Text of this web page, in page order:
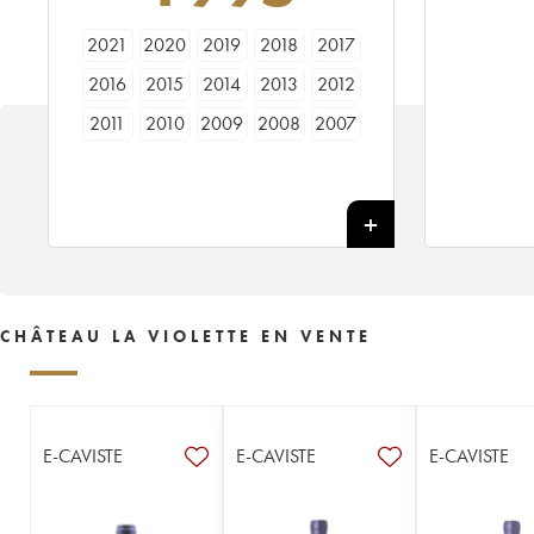
2021 2020 2019 2018
2017
2016
2015 2014 2013
2012
2011
2010 2009 2008
2007
1996
1995
1994 1993 1992
1991
CHÂTEAU LA VIOLETTE EN VENTE
E-CAVISTE E-CAVISTE E-CAVISTE